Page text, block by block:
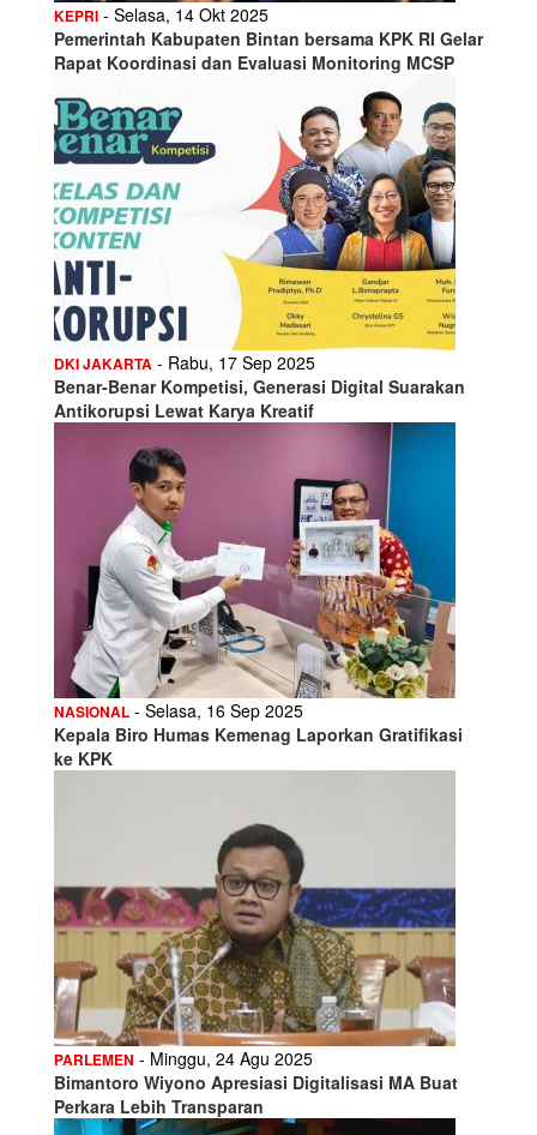
KEPRI - Selasa, 14 Okt 2025
Pemerintah Kabupaten Bintan bersama KPK RI Gelar
Rapat Koordinasi dan Evaluasi Monitoring MCSP
DKI JAKARTA - Rabu, 17 Sep 2025
Benar-Benar Kompetisi, Generasi Digital Suarakan
Antikorupsi Lewat Karya Kreatif
NASIONAL - Selasa, 16 Sep 2025
Kepala Biro Humas Kemenag Laporkan Gratifikasi
ke KPK
PARLEMEN - Minggu, 24 Agu 2025
Bimantoro Wiyono Apresiasi Digitalisasi MA Buat
Perkara Lebih Transparan